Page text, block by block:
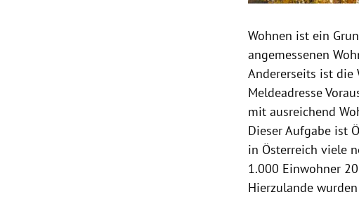
Wohnen ist ein
angemessenen
Andererseits ist die
Meldeadresse
mit ausreichend
Dieser Aufgabe ist
in Österreich viele
1.000 Einwohner
Hierzulande